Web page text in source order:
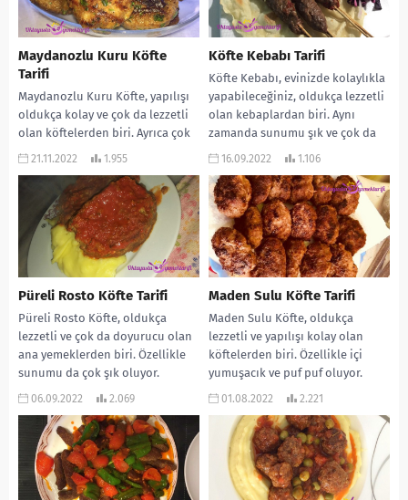
Maydanozlu Kuru Köfte
Tarifi
Maydanozlu Kuru Köfte, yapılışı
oldukça kolay ve çok da lezzetli
olan köftelerden biri. Ayrıca çok
da doyurucu oluyor. Maydanoz,
21.11.2022 1.955
Köfte Kebabı Tarifi
Köfte Kebabı, evinizde kolaylıkla
yapabileceğiniz, oldukça lezzetli
olan kebaplardan biri. Aynı
zamanda sunumu şık ve çok da
doyurucu oluyor. Mutlaka...
16.09.2022 1.106
Püreli Rosto Köfte Tarifi
Püreli Rosto Köfte, oldukça
lezzetli ve çok da doyurucu olan
ana yemeklerden biri. Özellikle
sunumu da çok şık oluyor.
Misafir...
06.09.2022 2.069
Maden Sulu Köfte Tarifi
Maden Sulu Köfte, oldukça
lezzetli ve yapılışı kolay olan
köftelerden biri. Özellikle içi
yumuşacık ve puf puf oluyor.
Maden suyu...
01.08.2022 2.221